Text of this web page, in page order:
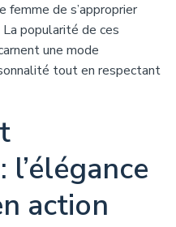
de s’approprier
popularité de ces
une mode
tout en respectant
action